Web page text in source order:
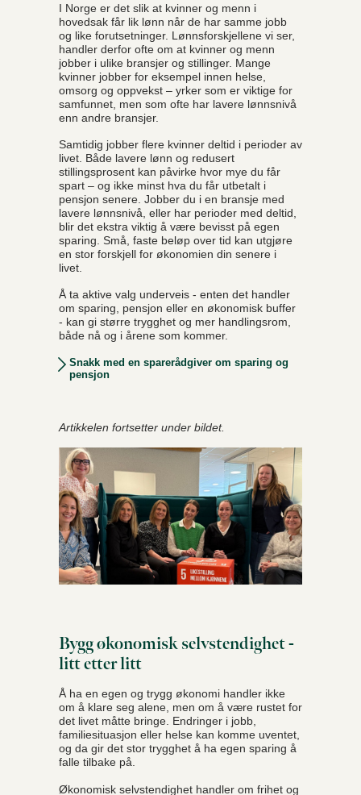
I Norge er det slik at kvinner og menn i
hovedsak får lik lønn når de har samme jobb
og like forutsetninger. Lønnsforskjellene vi ser,
handler derfor ofte om at kvinner og menn
jobber i ulike bransjer og stillinger. Mange
kvinner jobber for eksempel innen helse,
omsorg og oppvekst – yrker som er viktige for
samfunnet, men som ofte har lavere lønnsnivå
enn andre bransjer.
Samtidig jobber flere kvinner deltid i perioder av
livet. Både lavere lønn og redusert
stillingsprosent kan påvirke hvor mye du får
spart – og ikke minst hva du får utbetalt i
pensjon senere. Jobber du i en bransje med
lavere lønnsnivå, eller har perioder med deltid,
blir det ekstra viktig å være bevisst på egen
sparing. Små, faste beløp over tid kan utgjøre
en stor forskjell for økonomien din senere i
livet.
Å ta aktive valg underveis - enten det handler
om sparing, pensjon eller en økonomisk buffer
- kan gi større trygghet og mer handlingsrom,
både nå og i årene som kommer.
Snakk med en sparerådgiver om sparing og
pensjon
Artikkelen fortsetter under bildet.
Bygg økonomisk selvstendighet -
litt etter litt
Å ha en egen og trygg økonomi handler ikke
om å klare seg alene, men om å være rustet for
det livet måtte bringe. Endringer i jobb,
familiesituasjon eller helse kan komme uventet,
og da gir det stor trygghet å ha egen sparing å
falle tilbake på.
Økonomisk selvstendighet handler om frihet og